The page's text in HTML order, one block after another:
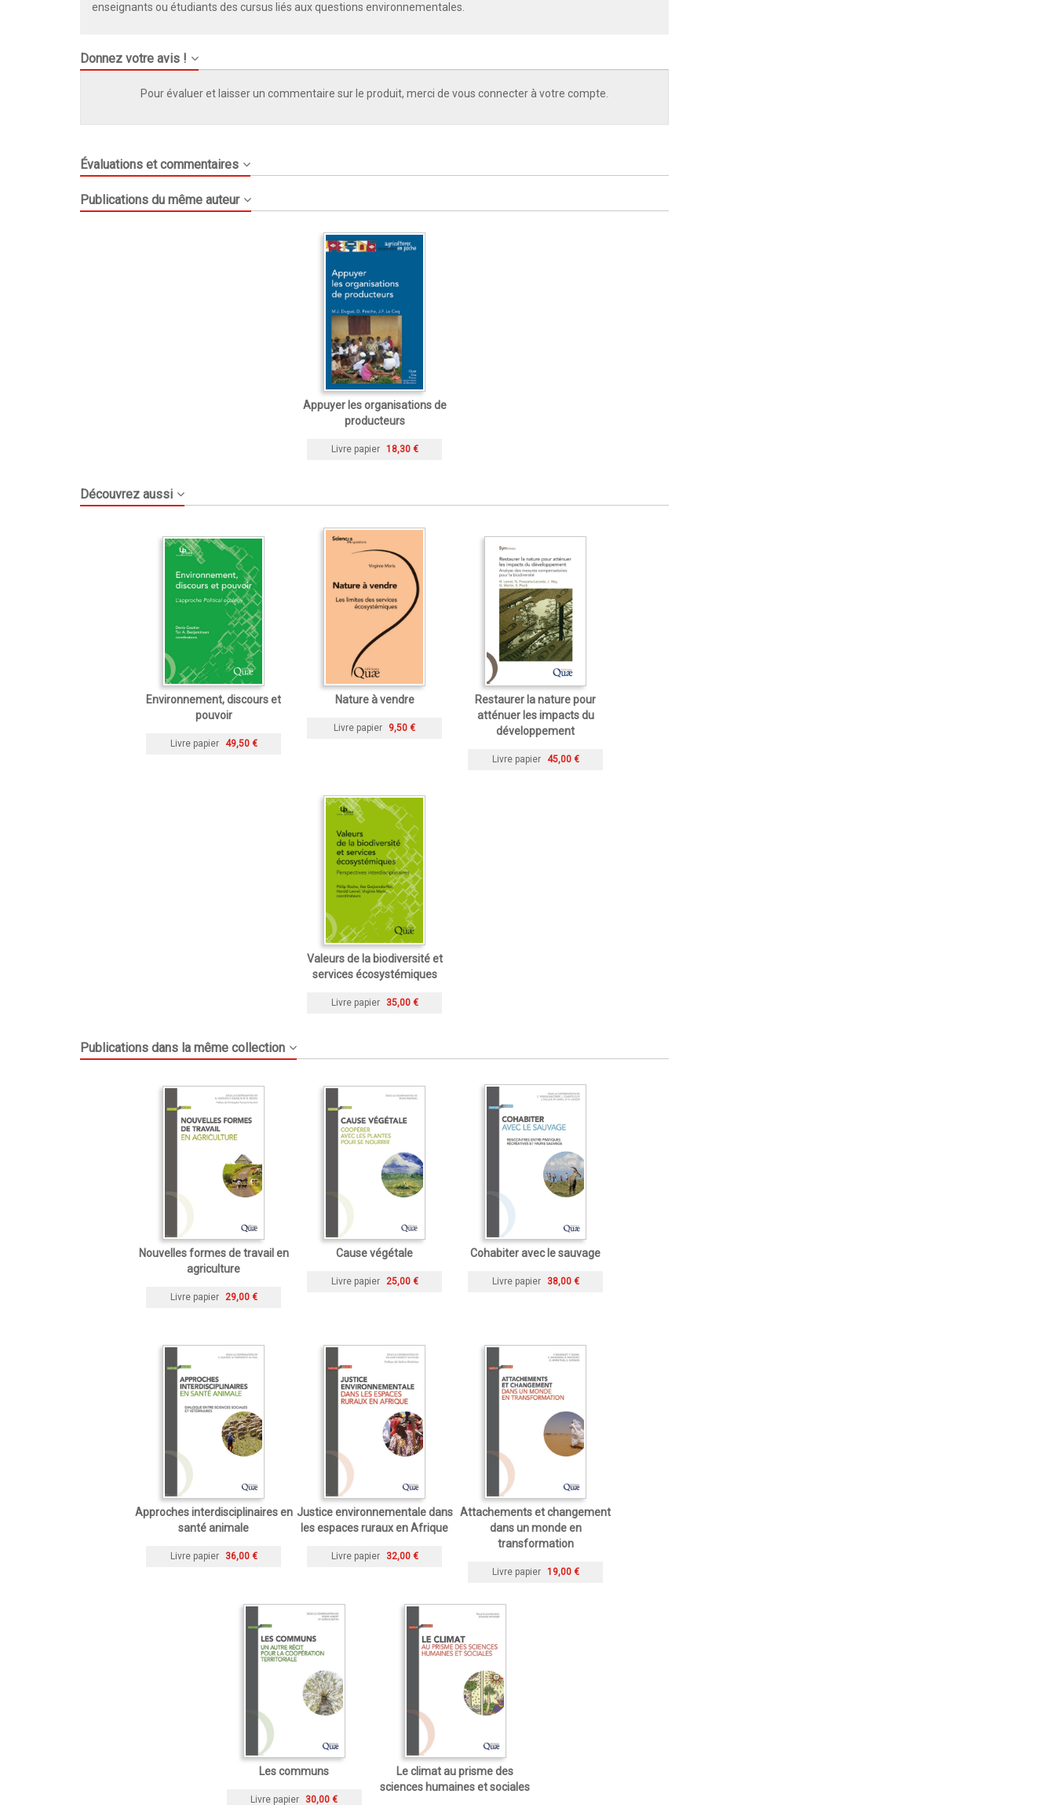
enseignants ou étudiants des cursus liés aux questions environnementales.
Donnez votre avis !
Pour évaluer et laisser un commentaire sur le produit, merci de vous connecter à votre compte.
Évaluations et commentaires
Publications du même auteur
Appuyer les organisations de
producteurs
Livre papier 18,30 €
Découvrez aussi
Environnement, discours et
pouvoir
Livre papier 49,50 €
Nature à vendre
Livre papier 9,50 €
Restaurer la nature pour
atténuer les impacts du
développement
Livre papier 45,00 €
Valeurs de la biodiversité et
services écosystémiques
Livre papier 35,00 €
Publications dans la même collection
Nouvelles formes de travail en
agriculture
Livre papier 29,00 €
Cause végétale
Livre papier 25,00 €
Cohabiter avec le sauvage
Livre papier 38,00 €
Approches interdisciplinaires en
santé animale
Livre papier 36,00 €
Justice environnementale dans
les espaces ruraux en Afrique
Livre papier 32,00 €
Attachements et changement
dans un monde en
transformation
Livre papier 19,00 €
Les communs
Livre papier 30,00 €
Le climat au prisme des
sciences humaines et sociales